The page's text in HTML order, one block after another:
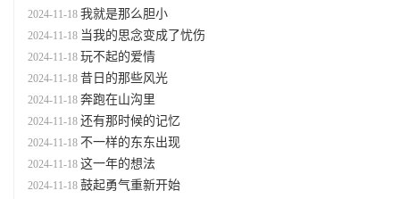
2024-11-18 我就是那么胆小
2024-11-18 当我的思念变成了忧伤
2024-11-18 玩不起的爱情
2024-11-18 昔日的那些风光
2024-11-18 奔跑在山沟里
2024-11-18 还有那时候的记忆
2024-11-18 不一样的东东出现
2024-11-18 这一年的想法
2024-11-18 鼓起勇气重新开始